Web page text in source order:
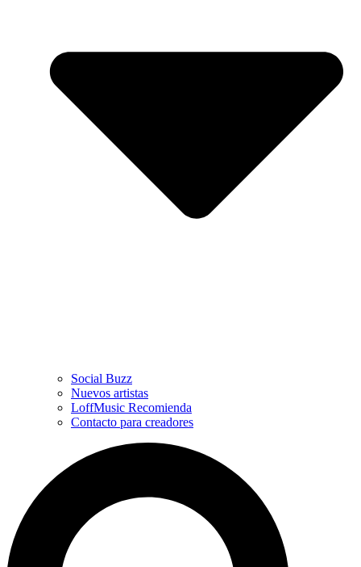
Social Buzz
Nuevos artistas
LoffMusic Recomienda
Contacto para creadores